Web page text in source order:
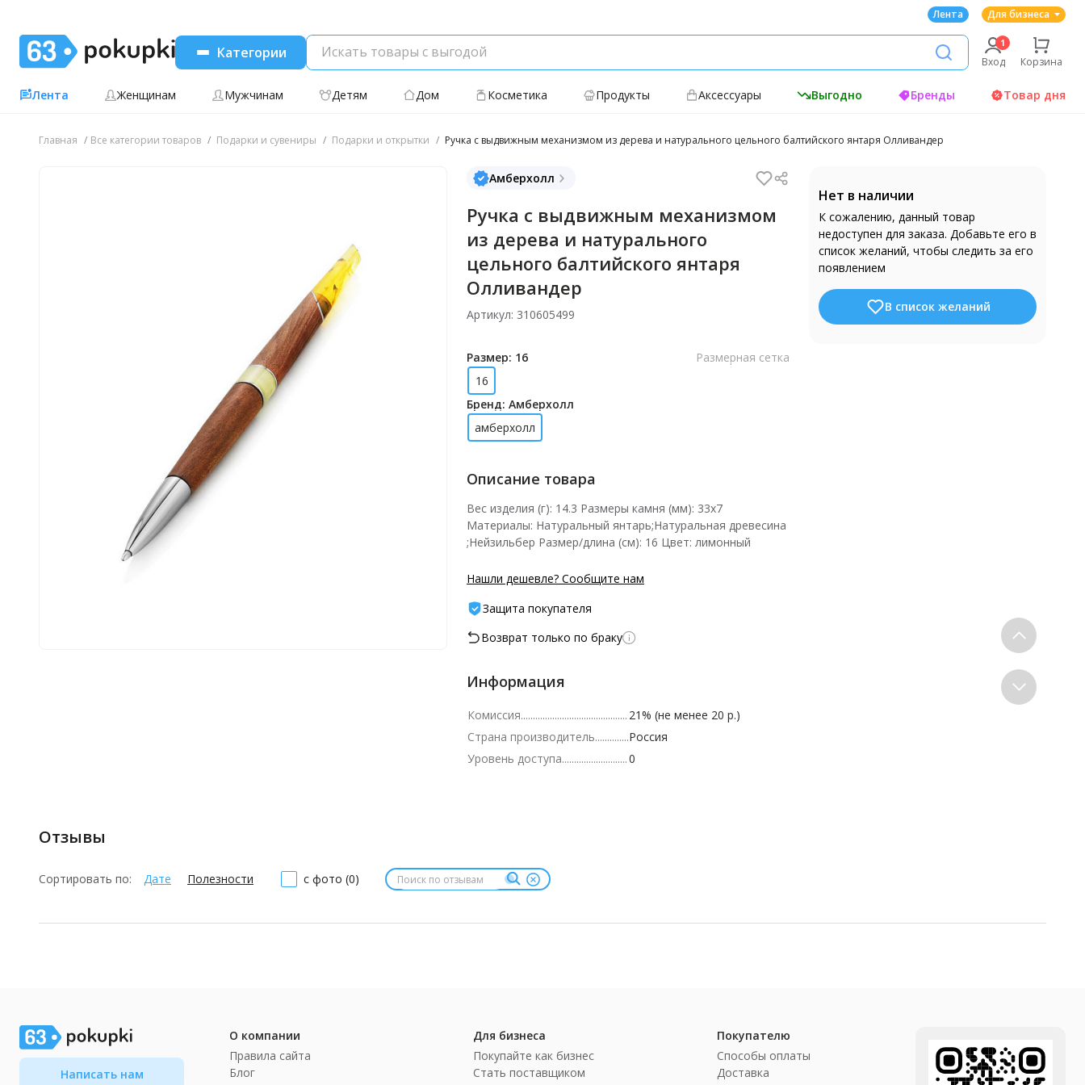
Лента Для бизнеса
Категории
Вход Корзина
Лента Женщинам Мужчинам Детям Дом Косметика Продукты Аксессуары Выгодно Бренды Товар дня
Главная Все категории товаров Подарки и сувениры Подарки и открытки Ручка с выдвижным механизмом из дерева и натурального цельного балтийского янтаря Олливандер
Амберхолл
Ручка с выдвижным механизмом
из дерева и натурального
цельного балтийского янтаря
Олливандер
Артикул: 310605499
Размер: 16
Размерная сетка
16
Бренд: Амберхолл
амберхолл
Нет в наличии
К сожалению, данный товар
недоступен для заказа. Добавьте его в
список желаний, чтобы следить за его
появлением
В список желаний
Описание товара
Вес изделия (г): 14.3 Размеры камня (мм): 33х7
Материалы: Натуральный янтарь;Натуральная древесина
;Нейзильбер Размер/длина (см): 16 Цвет: лимонный
Нашли дешевле? Сообщите нам
Защита покупателя
Возврат только по браку
Информация
Комиссия
21% (не менее 20 р.)
Страна производитель
Россия
Уровень доступа
0
Отзывы
Сортировать по: Дате Полезности с фото (0)
Написать нам
О компании
Правила сайта
Блог
Для бизнеса
Покупайте как бизнес
Стать поставщиком
Покупателю
Способы оплаты
Доставка